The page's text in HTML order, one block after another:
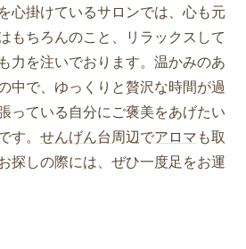
心掛けているサロンでは、心も元
もちろんのこと、リラックスして
力を注いでおります。温かみのあ
中で、ゆっくりと贅沢な時間が過
っている自分にご褒美をあげたい
。 せんげん台周辺でアロマも取
探しの際には、ぜひ一度足をお運